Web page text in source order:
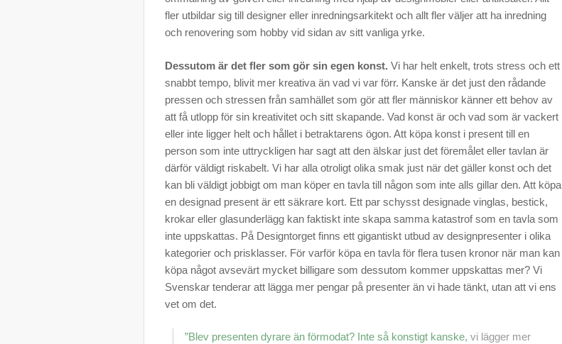
fler utbildar sig till designer eller inredningsarkitekt och allt fler väljer att ha inredning
och renovering som hobby vid sidan av sitt vanliga yrke.
Dessutom är det fler som gör sin egen konst. Vi har helt enkelt, trots stress och ett
snabbt tempo, blivit mer kreativa än vad vi var förr. Kanske är det just den rådande
pressen och stressen från samhället som gör att fler människor känner ett behov av
att få utlopp för sin kreativitet och sitt skapande. Vad konst är och vad som är vackert
eller inte ligger helt och hållet i betraktarens ögon. Att köpa konst i present till en
person som inte uttryckligen har sagt att den älskar just det föremålet eller tavlan är
därför väldigt riskabelt. Vi har alla otroligt olika smak just när det gäller konst och det
kan bli väldigt jobbigt om man köper en tavla till någon som inte alls gillar den. Att köpa
en designad present är ett säkrare kort. Ett par schysst designade vinglas, bestick,
krokar eller glasunderlägg kan faktiskt inte skapa samma katastrof som en tavla som
inte uppskattas. På Designtorget finns ett gigantiskt utbud av designpresenter i olika
kategorier och prisklasser. För varför köpa en tavla för flera tusen kronor när man kan
köpa något avsevärt mycket billigare som dessutom kommer uppskattas mer? Vi
Svenskar tenderar att lägga mer pengar på presenter än vi hade tänkt, utan att vi ens
vet om det.
”Blev presenten dyrare än förmodat? Inte så konstigt kanske, vi lägger mer